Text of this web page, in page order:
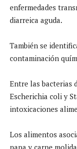
enfermedades
diarreica aguda.
También se
contaminación
Entre las bacterias
Escherichia coli y
intoxicaciones
Los alimentos
papa y carne